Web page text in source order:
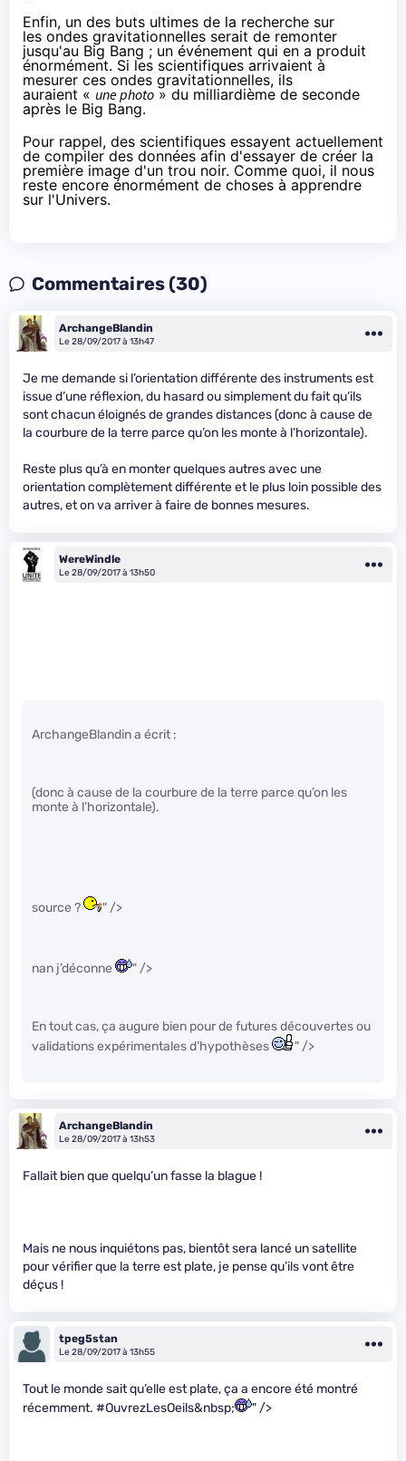
Enfin, un des buts ultimes de la recherche sur
les ondes gravitationnelles serait de remonter
jusqu'au Big Bang ; un événement qui en a produit
énormément. Si les scientifiques arrivaient à
mesurer ces ondes gravitationnelles, ils
auraient « une photo » du milliardième de seconde
après le Big Bang.
Pour rappel, des scientifiques essayent actuellement
de compiler des données afin d'essayer de créer la
première image d'un trou noir. Comme quoi, il nous
reste encore énormément de choses à apprendre
sur l'Univers.
Commentaires (30)
ArchangeBlandin
Le 28/09/2017 à 13h47
Je me demande si l’orientation différente des instruments est
issue d’une réflexion, du hasard ou simplement du fait qu’ils
sont chacun éloignés de grandes distances (donc à cause de
la courbure de la terre parce qu’on les monte à l’horizontale).
Reste plus qu’à en monter quelques autres avec une
orientation complètement différente et le plus loin possible des
autres, et on va arriver à faire de bonnes mesures.
WereWindle
Le 28/09/2017 à 13h50
ArchangeBlandin a écrit :
(donc à cause de la courbure de la terre parce qu’on les
monte à l’horizontale).
source ? " />
nan j’déconne " />
En tout cas, ça augure bien pour de futures découvertes ou
validations expérimentales d’hypothèses
" />
ArchangeBlandin
Le 28/09/2017 à 13h53
Fallait bien que quelqu’un fasse la blague !
Mais ne nous inquiétons pas, bientôt sera lancé un satellite
pour vérifier que la terre est plate, je pense qu’ils vont être
déçus !
tpeg5stan
Le 28/09/2017 à 13h55
Tout le monde sait qu’elle est plate, ça a encore été montré
récemment. #OuvrezLesOeils&nbsp;
" />